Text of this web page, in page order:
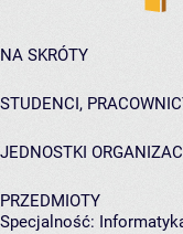
NA SKRÓTY
STUDENCI,
JEDNOSTKI
PRZEDMIOTY
Specjalność: